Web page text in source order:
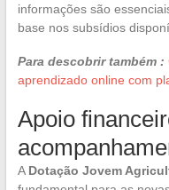
informações são
base nos subsídios
Para descobrir também :
aprendizado online com
Apoio
A Dotação Jovem